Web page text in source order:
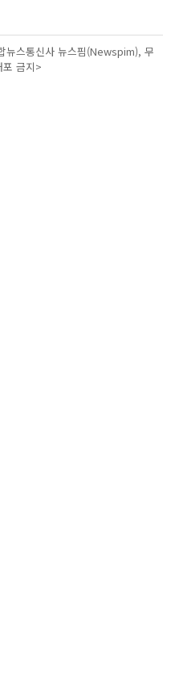
뉴스통신사 뉴스핌(Newspim), 무
포 금지>